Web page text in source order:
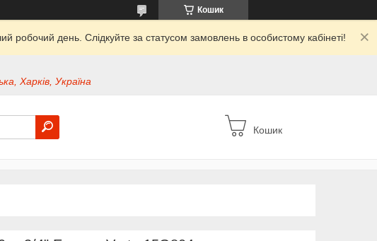
Кошик
робочий день. Слідкуйте за статусом замовлень в особистому кабінеті!
Харків, Україна
Кошик